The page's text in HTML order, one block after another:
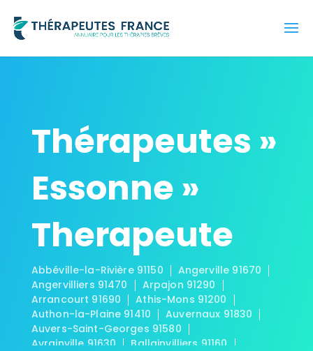
Thérapeutes »
Essonne »
Therapeute
Abbéville-la-Rivière 91150
Angerville 91670
Angervilliers 91470
Arpajon 91290
Arrancourt 91690
Athis-Mons 91200
Authon-la-Plaine 91410
Auvernaux 91830
Auvers-Saint-Georges 91580
Avrainville 91630
Ballainvilliers 91160